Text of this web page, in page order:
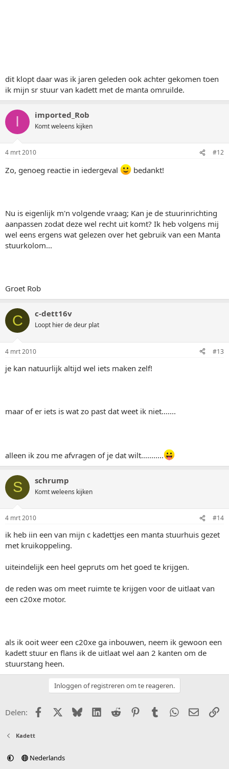
dit klopt daar was ik jaren geleden ook achter gekomen toen
ik mijn sr stuur van kadett met de manta omruilde.
I imported_Rob
Komt weleens kijken
4 mrt 2010 #12
Zo, genoeg reactie in iedergeval bedankt!
Nu is eigenlijk m'n volgende vraag; Kan je de stuurinrichting
aanpassen zodat deze wel recht uit komt? Ik heb volgens mij
wel eens ergens wat gelezen over het gebruik van een Manta
stuurkolom...
Groet Rob
C c-dett16v
Loopt hier de deur plat
4 mrt 2010 #13
je kan natuurlijk altijd wel iets maken zelf!
maar of er iets is wat zo past dat weet ik niet.......
alleen ik zou me afvragen of je dat wilt...........
S schrump
Komt weleens kijken
4 mrt 2010 #14
ik heb iin een van mijn c kadettjes een manta stuurhuis gezet
met kruikoppeling.
uiteindelijk een heel gepruts om het goed te krijgen.
de reden was om meet ruimte te krijgen voor de uitlaat van
een c20xe motor.
als ik ooit weer een c20xe ga inbouwen, neem ik gewoon een
kadett stuur en flans ik de uitlaat wel aan 2 kanten om de
stuurstang heen.
Inloggen of registreren om te reageren.
Delen: FacebookX (Twitter)
BlueskyLinkedIn
Reddit PinterestTumblr WhatsApp
E-mail
Kadett
Nederlands